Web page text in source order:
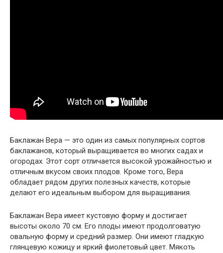
Баклажан Вера — это один из самых популярных сортов
баклажанов, который выращивается во многих садах и
огородах. Этот сорт отличается высокой урожайностью и
отличным вкусом своих плодов. Кроме того, Вера
обладает рядом других полезных качеств, которые
делают его идеальным выбором для выращивания.
Баклажан Вера имеет кустовую форму и достигает
высоты около 70 см. Его плоды имеют продолговатую
овальную форму и средний размер. Они имеют гладкую
глянцевую кожицу и яркий фиолетовый цвет. Мякоть